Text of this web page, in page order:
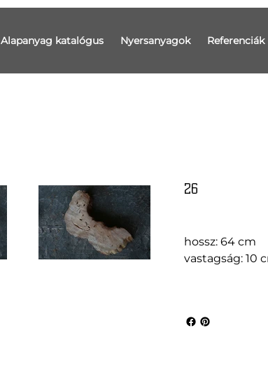
Alapanyag katalógus Nyersanyagok Referenciák
26
hossz: 64 cm
vastagság: 10